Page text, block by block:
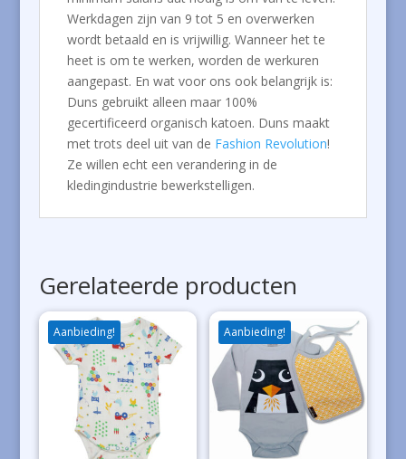
Werkdagen zijn van 9 tot 5 en overwerken
wordt betaald en is vrijwillig. Wanneer het te
heet is om te werken, worden de werkuren
aangepast. En wat voor ons ook belangrijk is:
Duns gebruikt alleen maar 100%
gecertificeerd organisch katoen. Duns maakt
met trots deel uit van de Fashion Revolution!
Ze willen echt een verandering in de
kledingindustrie bewerkstelligen.
Gerelateerde producten
Aanbieding! Aanbieding!